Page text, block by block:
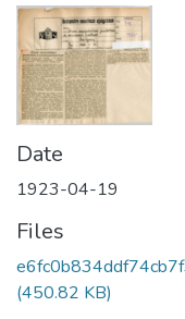
Date
1923-04-19
Files
(450.82 KB)